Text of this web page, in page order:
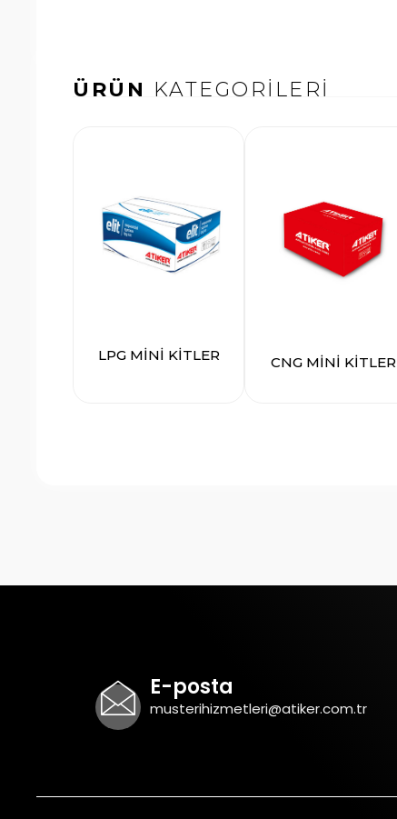
ÜRÜN KATEGORİLERİ
LPG MİNİ KİTLER CNG MİNİ KİTLER
E-posta
musterihizmetleri@atiker.com.tr